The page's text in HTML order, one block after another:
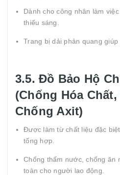
Dành cho công nhân làm
thiếu sáng.
Trang bị dải phản quang giúp
3.5. Đồ Bảo Hộ
(Chống Hóa
Chống Axit)
Được làm từ chất liệu đặc
tổng hợp.
Chống thấm nước, chống ăn
toàn cho người lao động.